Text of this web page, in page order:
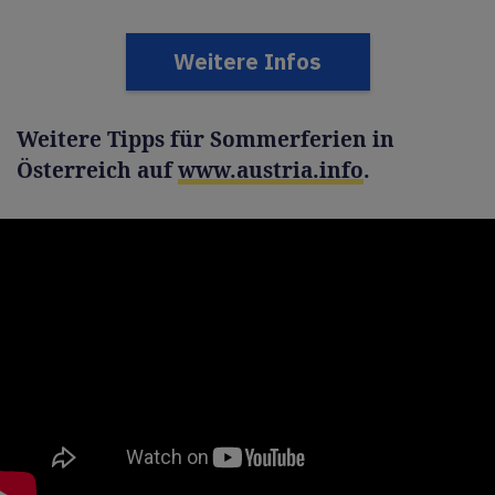
Weitere Infos
Weitere Tipps für Sommerferien in
Österreich aufwww.austria.info.